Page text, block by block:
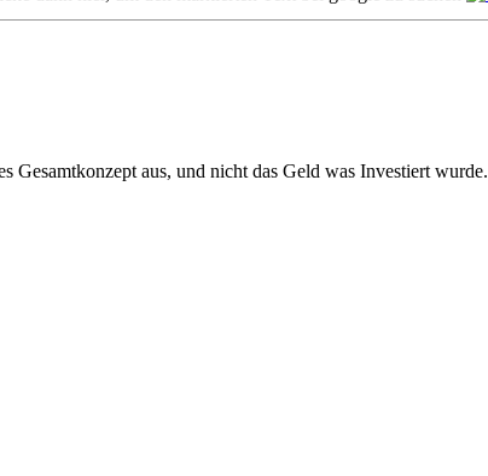
aus, und nicht das Geld was Investiert wurde.